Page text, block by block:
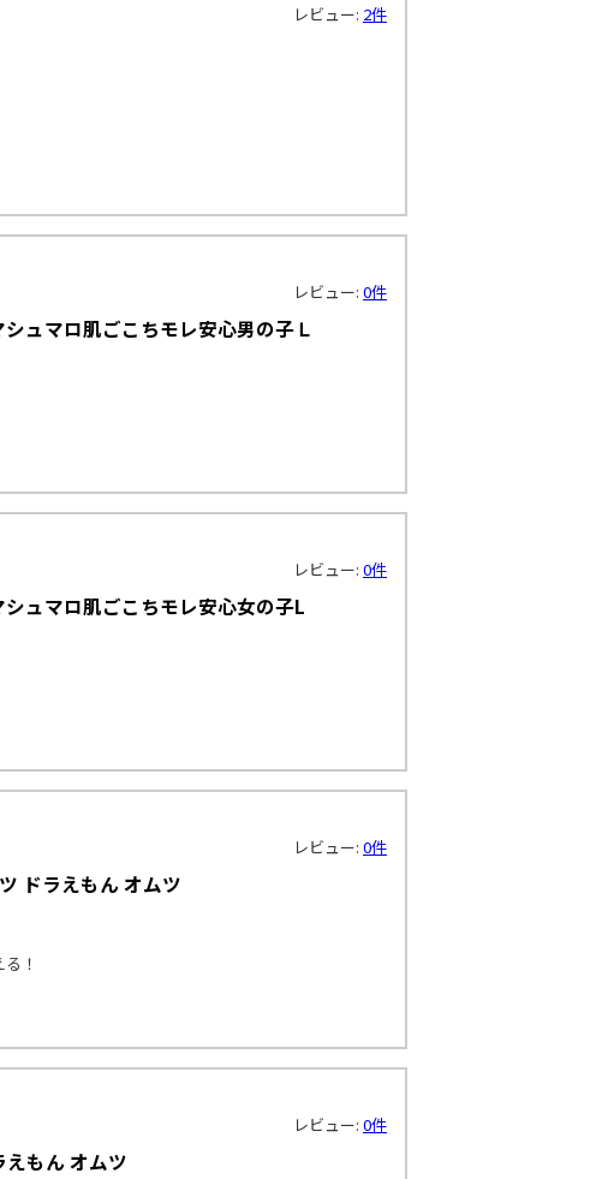
レビュー: 2件
レビュー: 0件
ュマロ肌ごこちモレ安心男の子Ｌ
レビュー: 0件
シュマロ肌ごこちモレ安心女の子L
レビュー: 0件
ドラえもん オムツ
！
レビュー: 0件
もん オムツ